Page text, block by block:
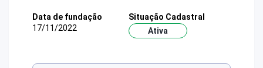
Data de fundação
17/11/2022
Situação Cadastral
Ativa